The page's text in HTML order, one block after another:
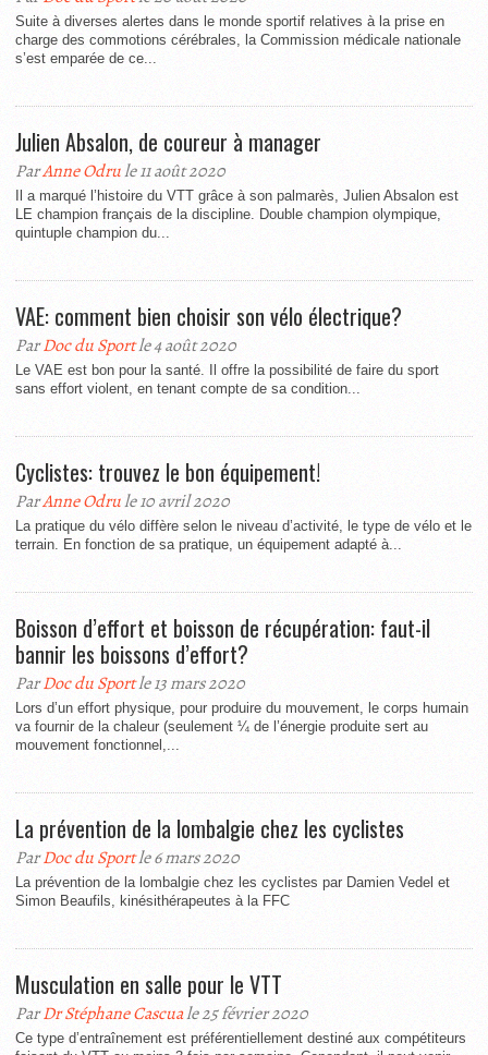
Suite à diverses alertes dans le monde sportif relatives à la prise en
charge des commotions cérébrales, la Commission médicale nationale
s’est emparée de ce...
Julien Absalon, de coureur à manager
ParAnne Odrule 11 août 2020
Il a marqué l’histoire du VTT grâce à son palmarès, Julien Absalon est
LE champion français de la discipline. Double champion olympique,
quintuple champion du...
VAE: comment bien choisir son vélo électrique?
ParDoc du Sportle 4 août 2020
Le VAE est bon pour la santé. Il offre la possibilité de faire du sport
sans effort violent, en tenant compte de sa condition...
Cyclistes: trouvez le bon équipement!
ParAnne Odrule 10 avril 2020
La pratique du vélo diffère selon le niveau d’activité, le type de vélo et le
terrain. En fonction de sa pratique, un équipement adapté à...
Boisson d’effort et boisson de récupération: faut-il
bannir les boissons d’effort?
ParDoc du Sportle 13 mars 2020
Lors d’un effort physique, pour produire du mouvement, le corps humain
va fournir de la chaleur (seulement ¼ de l’énergie produite sert au
mouvement fonctionnel,...
La prévention de la lombalgie chez les cyclistes
ParDoc du Sportle 6 mars 2020
La prévention de la lombalgie chez les cyclistes par Damien Vedel et
Simon Beaufils, kinésithérapeutes à la FFC
Musculation en salle pour le VTT
ParDr Stéphane Cascuale 25 février 2020
Ce type d’entraînement est préférentiellement destiné aux compétiteurs